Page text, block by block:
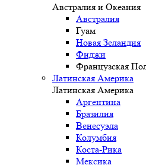
Австралия и Океания
Австралия
Гуам
Новая Зеландия
Фиджи
Французская
Латинская Америка
Латинская Америка
Аргентина
Бразилия
Венесуэла
Колумбия
Коста-Рика
Мексика